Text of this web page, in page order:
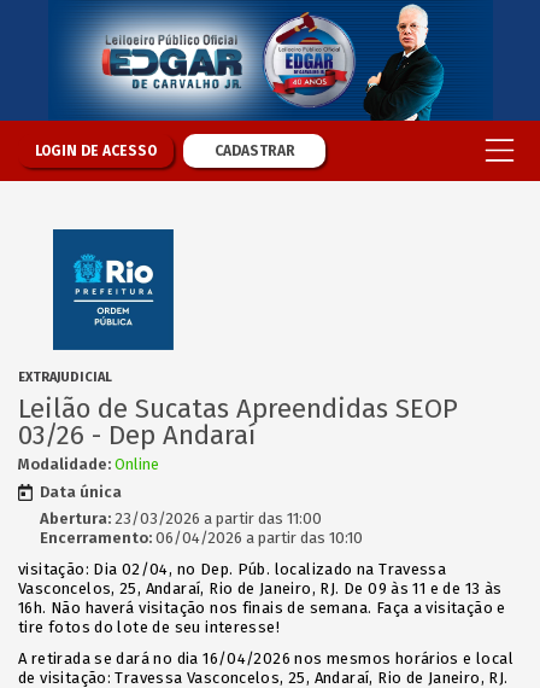
LOGIN DE ACESSO CADASTRAR
EXTRAJUDICIAL
Leilão de Sucatas Apreendidas SEOP
03/26 - Dep Andaraí
Modalidade: Online
Data única
Abertura: 23/03/2026 a partir das 11:00
Encerramento: 06/04/2026 a partir das 10:10
visitação: Dia 02/04, no Dep. Púb. localizado na Travessa
Vasconcelos, 25, Andaraí, Rio de Janeiro, RJ. De 09 às 11 e de 13 às
16h. Não haverá visitação nos finais de semana. Faça a visitação e
tire fotos do lote de seu interesse!
A retirada se dará no dia 16/04/2026 nos mesmos horários e local
de visitação: Travessa Vasconcelos, 25, Andaraí, Rio de Janeiro, RJ.